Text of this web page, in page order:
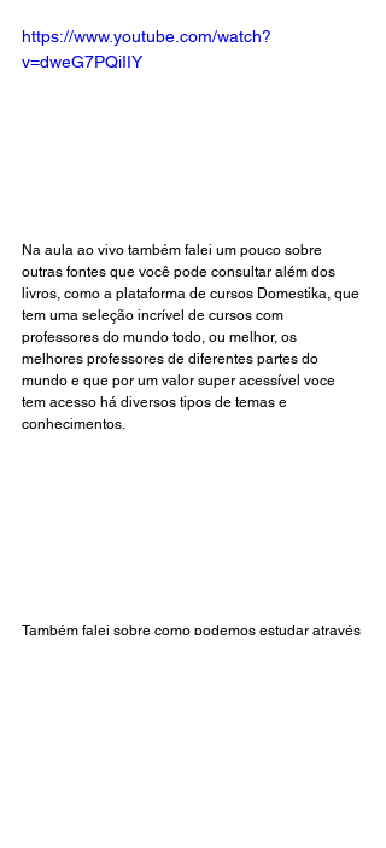
https://www.youtube.com/watch?
v=dweG7PQiIIY
Na aula ao vivo também falei um pouco sobre
outras fontes que você pode consultar além dos
livros, como a plataforma de cursos Domestika, que
tem uma seleção incrível de cursos com
professores do mundo todo, ou melhor, os
melhores professores de diferentes partes do
mundo e que por um valor super acessível voce
tem acesso há diversos tipos de temas e
conhecimentos.
Também falei sobre como podemos estudar através